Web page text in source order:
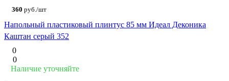
360 руб./шт
Напольный пластиковый плинтус 85 мм Идеал Деконика
Каштан серый 352
0
0
Наличие уточняйте